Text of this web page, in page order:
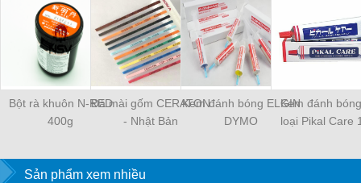
Bột rà khuôn N-RED
400g
Đá mài gốm CERATON
- Nhật Bản
Kem đánh bóng ELGIN
DYMO
Kem đánh
loại Pikal Care
Sản phẩm xem nhiều